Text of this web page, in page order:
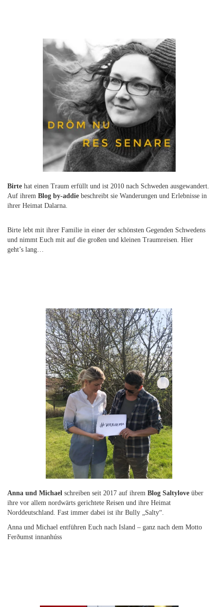
Birte hat einen Traum erfüllt und ist 2010 nach Schweden ausgewandert.
Auf ihrem Blog by-addie beschreibt sie Wanderungen und Erlebnisse in
ihrer Heimat Dalarna.
Birte lebt mit ihrer Familie in einer der schönsten Gegenden Schwedens
und nimmt Euch mit auf die großen und kleinen Traumreisen. Hier
geht’s lang…
Anna und Michael schreiben seit 2017 auf ihrem Blog Saltylove über
ihre vor allem nordwärts gerichtete Reisen und ihre Heimat
Norddeutschland. Fast immer dabei ist ihr Bully „Salty“.
Anna und Michael entführen Euch nach Island – ganz nach dem Motto
Ferðumst innanhúss